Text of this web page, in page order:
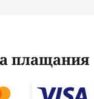
плащания